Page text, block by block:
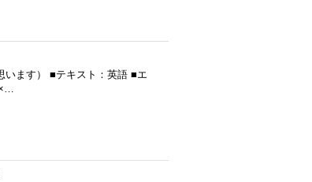
います） ■テキスト：英語 ■エ